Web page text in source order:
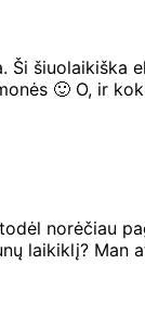
Ši šiuolaikiška
🙂 O, ir
norėčiau
laikiklį? Man